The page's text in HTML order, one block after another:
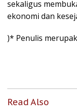
sekaligus
ekonomi dan
)* Penulis
Read Also